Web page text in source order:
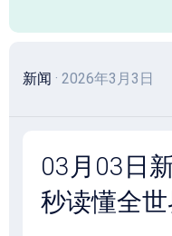
新闻 · 2026年3月3日
03月03日
秒读懂全世